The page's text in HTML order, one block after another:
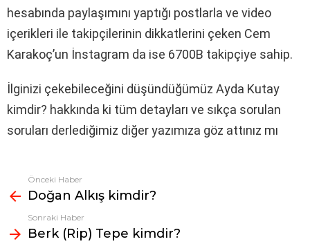
hesabında paylaşımını yaptığı postlarla ve video
içerikleri ile takipçilerinin dikkatlerini çeken Cem
Karakoç’un İnstagram da ise 6700B takipçiye sahip.
İlginizi çekebileceğini düşündüğümüz Ayda Kutay
kimdir? hakkında ki tüm detayları ve sıkça sorulan
soruları derlediğimiz diğer yazımıza göz attınız mı
Fazlasına
bak
Önceki Haber
Doğan Alkış kimdir?
Sonraki Haber
Berk (Rip) Tepe kimdir?